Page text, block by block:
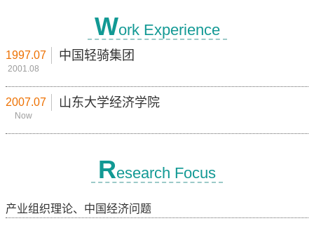
Work Experience
1997.07
2001.08
中国轻骑集团
2007.07
Now
山东大学经济学院
Research Focus
产业组织理论、中国经济问题